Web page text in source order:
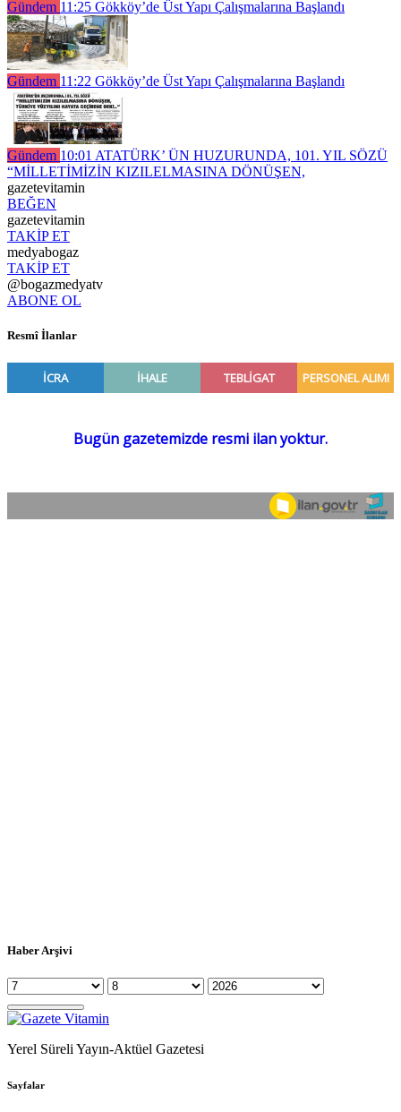
Gündem 11:25 Gökköy’de Üst Yapı Çalışmalarına Başlandı
Gündem 11:22 Gökköy’de Üst Yapı Çalışmalarına Başlandı
Gündem 10:01 ATATÜRK’ ÜN HUZURUNDA, 101. YIL SÖZÜ
“MİLLETİMİZİN KIZILELMASINA DÖNÜŞEN,
gazetevitamin
BEĞEN
gazetevitamin
TAKİP ET
medyabogaz
TAKİP ET
@bogazmedyatv
ABONE OL
Resmî İlanlar
Haber Arşivi
Yerel Süreli Yayın-Aktüel Gazetesi
Sayfalar